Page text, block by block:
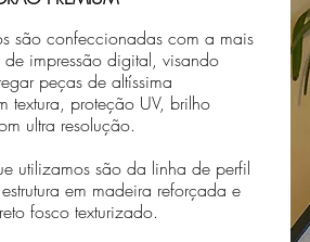
são confeccionadas com a mais
impressão digital, visando
peças de altíssima
textura, proteção UV, brilho
ultra resolução.
utilizamos são da linha de perfil
em madeira reforçada e
fosco texturizado.